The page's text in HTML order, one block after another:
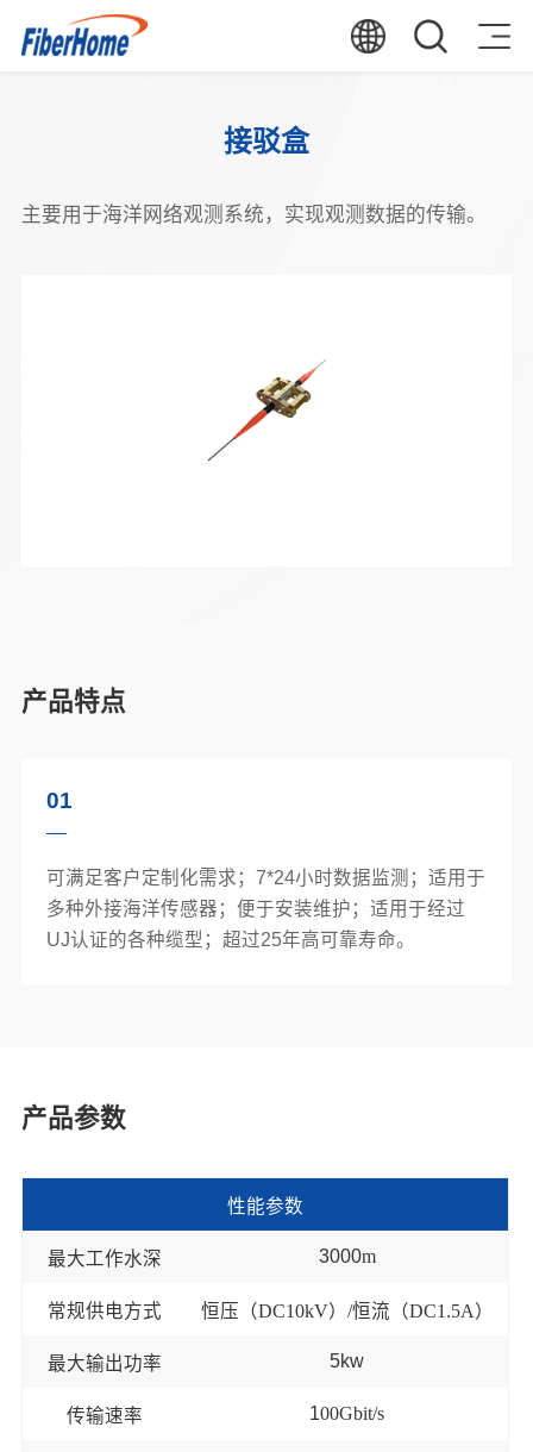
接驳盒
主要用于海洋网络观测系统，实现观测数据的传输。
产品特点
01
可满足客户定制化需求；7*24小时数据监测；适用于
多种外接海洋传感器；便于安装维护；适用于经过
UJ认证的各种缆型；超过25年高可靠寿命。
产品参数
性能参数
最大工作水深 3000m
常规供电方式 恒压（DC10kV） /恒流（DC1.5A）
最大输出功率 5kw
传输速率 100Gbit/s